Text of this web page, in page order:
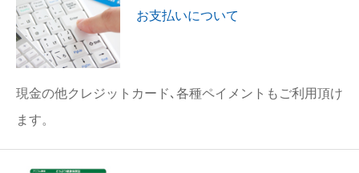
お支払いについて
現金の他クレジットカード､各種ペイメントもご利用頂け
ます。